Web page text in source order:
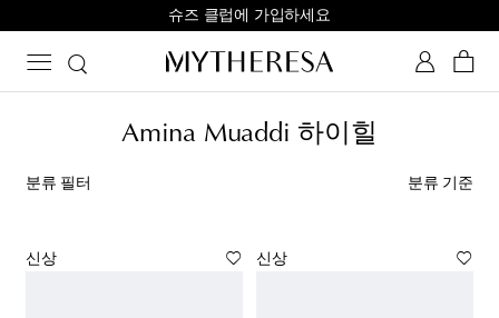
슈즈 클럽에 가입하세요
Amina Muaddi 하이힐
분류 필터 분류 기준
신상 신상